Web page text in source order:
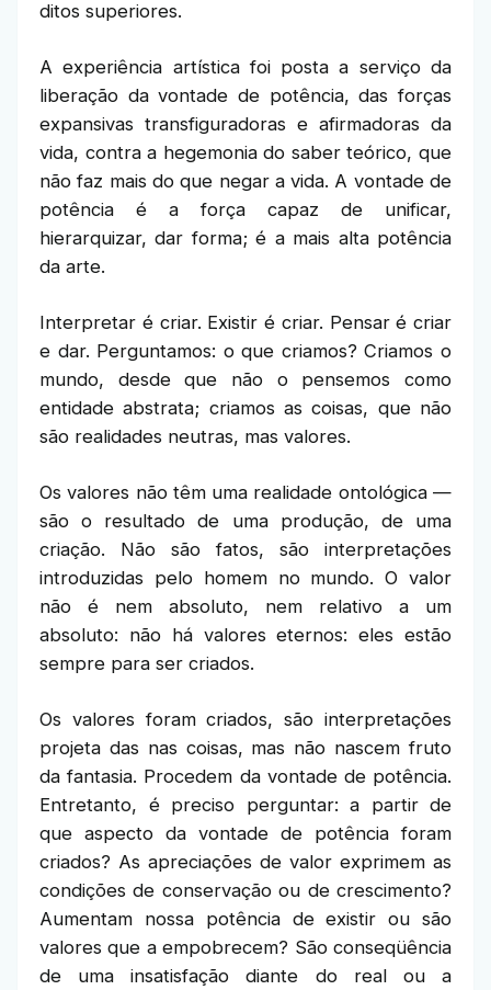
ditos superiores.
A experiência artística foi posta a serviço da
liberação da vontade de potência, das forças
expansivas transfiguradoras e afirmadoras da
vida, contra a hegemonia do saber teórico, que
não faz mais do que negar a vida. A vontade de
potência é a força capaz de unificar,
hierarquizar, dar forma; é a mais alta potência
da arte.
Interpretar é criar. Existir é criar. Pensar é criar
e dar. Perguntamos: o que criamos? Criamos o
mundo, desde que não o pensemos como
entidade abstrata; criamos as coisas, que não
são realidades neutras, mas valores.
Os valores não têm uma realidade ontológica —
são o resultado de uma produção, de uma
criação. Não são fatos, são interpretações
introduzidas pelo homem no mundo. O valor
não é nem absoluto, nem relativo a um
absoluto: não há valores eternos: eles estão
sempre para ser criados.
Os valores foram criados, são interpretações
projeta das nas coisas, mas não nascem fruto
da fantasia. Procedem da vontade de potência.
Entretanto, é preciso perguntar: a partir de
que aspecto da vontade de potência foram
criados? As apreciações de valor exprimem as
condições de conservação ou de crescimento?
Aumentam nossa potência de existir ou são
valores que a empobrecem? São conseqüência
de uma insatisfação diante do real ou a